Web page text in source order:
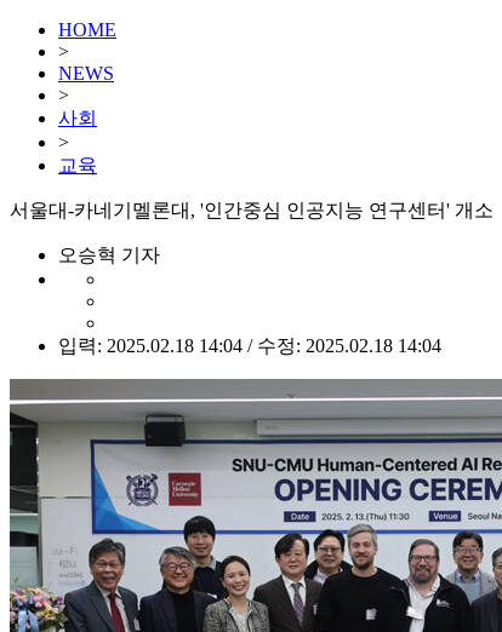
HOME
>
NEWS
>
사회
>
교육
서울대-카네기멜론대, '인간중심 인공지능 연구센터' 개소
오승혁 기자
입력: 2025.02.18 14:04 / 수정: 2025.02.18 14:04